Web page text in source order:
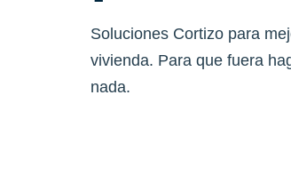
Soluciones Cortizo para
vivienda. Para que fuera
nada.